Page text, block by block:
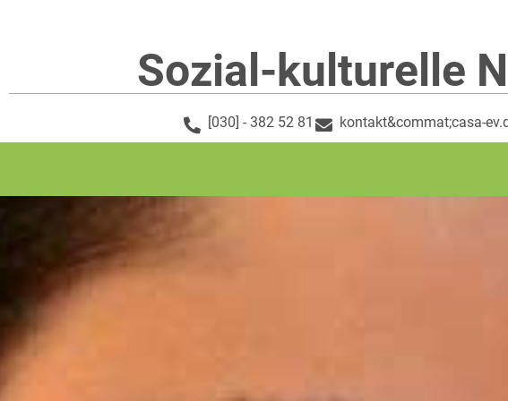
Sozial-kulturelle
[030] - 382 52 81 kontakt&commat;casa-